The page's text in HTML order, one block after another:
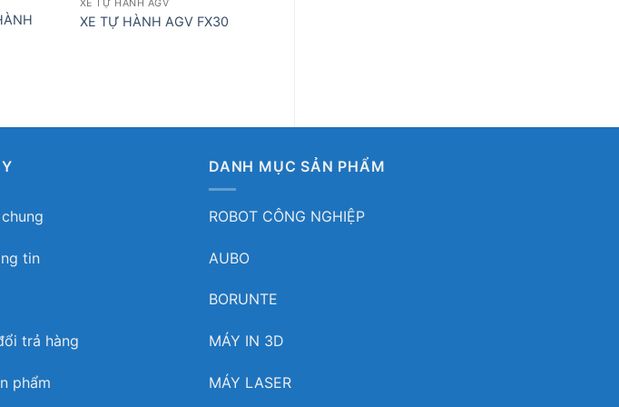
XE TỰ HÀNH AGV
XE TỰ HÀNH AGV FX30
tin
trả hàng
phẩm
DANH MỤC SẢN PHẨM
ROBOT CÔNG NGHIỆP
AUBO
BORUNTE
MÁY IN 3D
MÁY LASER